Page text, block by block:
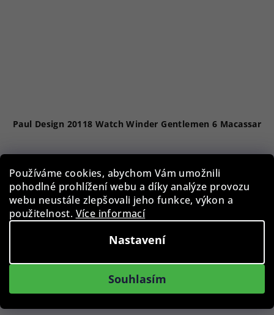
Používáme cookies, abychom Vám umožnili
pohodlné prohlížení webu a díky analýze provozu
webu neustále zlepšovali jeho funkce, výkon a
použitelnost. Více informací
Nastavení
Souhlasím
Paul Design 20118 Watch Winder Gentlemen 6 Macassar
Skladem
Do košíku
Podobné produkty